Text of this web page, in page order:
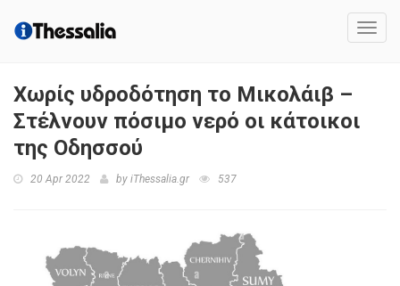
Χωρίς υδροδότηση το Μικολάιβ –
Στέλνουν πόσιμο νερό οι κάτοικοι
της Οδησσού
20 Apr 2022 by iThessalia.gr 537